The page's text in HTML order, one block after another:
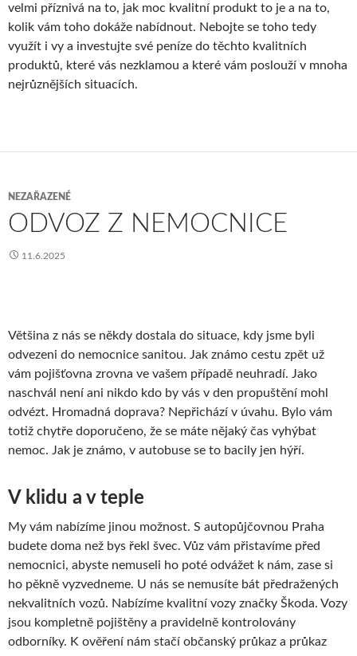
velmi příznivá na to, jak moc kvalitní produkt to je a na to,
kolik vám toho dokáže nabídnout. Nebojte se toho tedy
využít i vy a investujte své peníze do těchto kvalitních
produktů, které vás nezklamou a které vám poslouží v mnoha
nejrůznějších situacích.
NEZAŘAZENÉ
ODVOZ Z NEMOCNICE
11.6.2025
Většina z nás se někdy dostala do situace, kdy jsme byli
odvezeni do nemocnice sanitou. Jak známo cestu zpět už
vám pojišťovna zrovna ve vašem případě neuhradí. Jako
naschvál není ani nikdo kdo by vás v den propuštění mohl
odvézt. Hromadná doprava? Nepřichází v úvahu. Bylo vám
totiž chytře doporučeno, že se máte nějaký čas vyhýbat
nemoc. Jak je známo, v autobuse se to bacily jen hýří.
V klidu a v teple
My vám nabízíme jinou možnost. S autopůjčovnou Praha
budete doma než bys řekl švec. Vůz vám přistavíme před
nemocnici, abyste nemuseli ho poté odvážet k nám, zase si
ho pěkně vyzvedneme. U nás se nemusíte bát předražených
nekvalitních vozů. Nabízíme kvalitní vozy značky Škoda. Vozy
jsou kompletně pojištěny a pravidelně kontrolovány
odborníky. K ověření nám stačí občanský průkaz a průkaz